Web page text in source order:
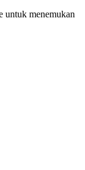
untuk menemukan